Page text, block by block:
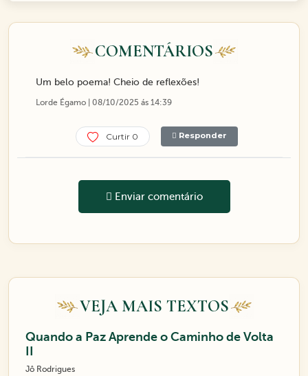
COMENTÁRIOS
Um belo poema! Cheio de reflexões!
Lorde Égamo | 08/10/2025 ás 14:39
Curtir 0 Responder
Enviar comentário
VEJA MAIS TEXTOS
Quando a Paz Aprende o Caminho de Volta
Jô Rodrigues